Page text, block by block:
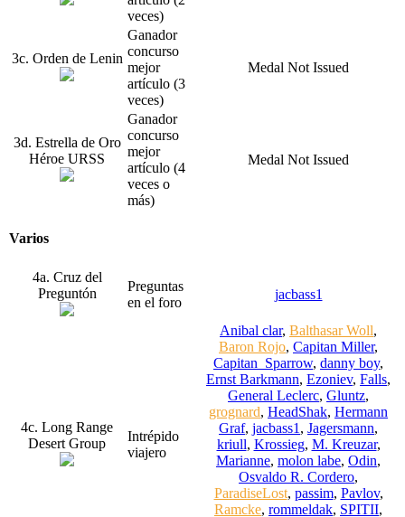
veces)
3c. Orden de Lenin
Ganador
concurso
mejor
artículo (3
veces)
Medal Not Issued
3d. Estrella de Oro
Héroe URSS
Ganador
concurso
mejor
artículo (4
veces o
más)
Medal Not Issued
Varios
4a. Cruz del
Preguntón
Preguntas
en el foro
jacbass1
4c. Long Range
Desert Group
Intrépido
viajero
Anibal clar, Balthasar Woll,
Baron Rojo, Capitan Miller,
Capitan_Sparrow, danny boy,
Ernst Barkmann, Ezoniev, Falls,
General Leclerc, Gluntz,
grognard, HeadShak, Hermann
Graf, jacbass1 , Jagersmann,
kriull, Krossieg, M. Kreuzar,
Marianne, molon labe, Odin,
Osvaldo R. Cordero,
ParadiseLost, passim, Pavlov,
Ramcke, rommeldak, SPITII,